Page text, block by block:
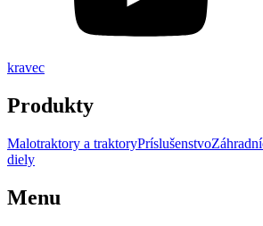
kravec
Produkty
Malotraktory a traktoryPríslušenstvo
diely
Menu